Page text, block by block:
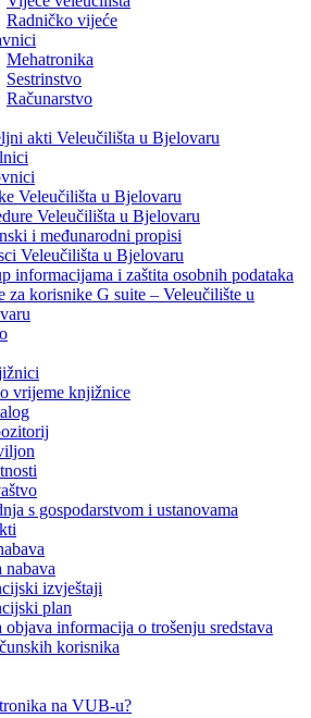
Radničko vijeće
Mehatronika
Sestrinstvo
Računarstvo
akti Veleučilišta u Bjelovaru
Veleučilišta u Bjelovaru
Veleučilišta u Bjelovaru
i međunarodni propisi
Veleučilišta u Bjelovaru
informacijama i zaštita osobnih podataka
za korisnike G suite – Veleučilište u
vrijeme knjižnice
s gospodarstvom i ustanovama
nabava
izvještaji
plan
objava informacija o trošenju sredstava
korisnika
na VUB-u?